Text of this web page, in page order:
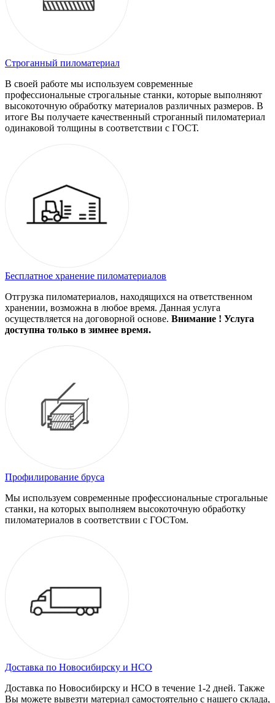
Строганный пиломатериал
В своей работе мы используем современные
профессиональные строгальные станки, которые выполняют
высокоточную обработку материалов различных размеров. В
итоге Вы получаете качественный строганный пиломатериал
одинаковой толщины в соответствии с ГОСТ.
Бесплатное хранение пиломатериалов
Отгрузка пиломатериалов, находящихся на ответственном
хранении, возможна в любое время. Данная услуга
осуществляется на договорной основе. Внимание ! Услуга
доступна только в зимнее время.
Профилирование бруса
Мы используем современные профессиональные строгальные
станки, на которых выполняем высокоточную обработку
пиломатериалов в соответствии с ГОСТом.
Доставка по Новосибирску и НСО
Доставка по Новосибирску и НСО в течение 1-2 дней. Также
Вы можете вывезти материал самостоятельно с нашего склада,